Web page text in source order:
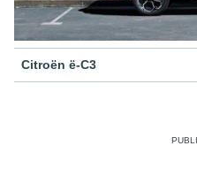
Citroën ë-C3